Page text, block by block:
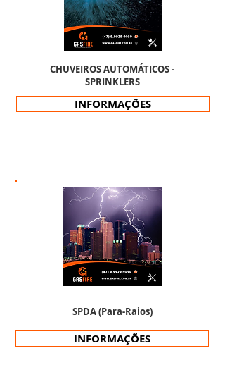
CHUVEIROS AUTOMÁTICOS -
SPRINKLERS
INFORMAÇÕES
INFORMAÇÕES
SPDA (Para-Raios)